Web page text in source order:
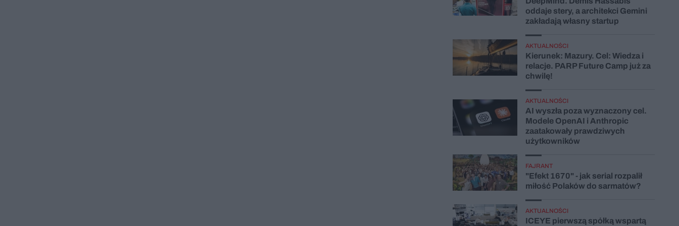
oddaje stery, a architekci Gemini
zakładają własny startup
AKTUALNOŚCI
Kierunek: Mazury. Cel: Wiedza i
relacje. PARP Future Camp już za
chwilę!
AKTUALNOŚCI
AI wyszła poza wyznaczony cel.
Modele OpenAI i Anthropic
zaatakowały prawdziwych
użytkowników
FAJRANT
"Efekt 1670" - jak serial rozpalił
miłość Polaków do sarmatów?
AKTUALNOŚCI
ICEYE pierwszą spółką wspartą